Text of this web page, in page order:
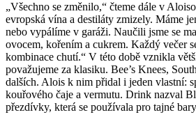
„Všechno se změnilo,“ čteme dále v
evropská vína a destiláty zmizely. Máme
nebo vypálíme v garáži. Naučili jsme se
ovocem, kořením a cukrem. Každý večer
kombinace chutí.“ V této době vznikla
považujeme za klasiku. Bee’s Knees,
dalších. Alois k nim přidal i jeden vlastní:
kouřového čaje a vermutu. Drink nazval
přezdívky, která se používala pro tajné